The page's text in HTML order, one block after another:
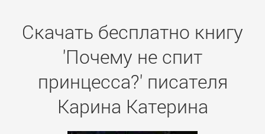
Скачать бесплатно книгу
'Почему не спит
принцесса?' писателя
Карина Катерина